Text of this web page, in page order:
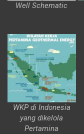
Well Schematic
WKP di Indonesia
yang dikelola
Pertamina